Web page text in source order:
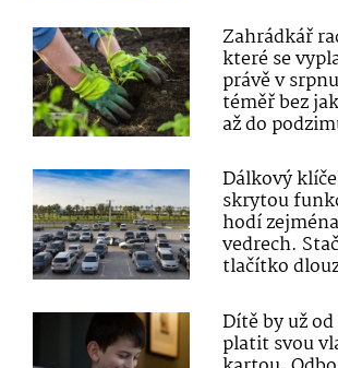
Zahrádkář
které se
právě v
téměř bez
až do
Dálkový
skrytou
hodí
vedrech.
tlačítko
Dítě by už
platit svou